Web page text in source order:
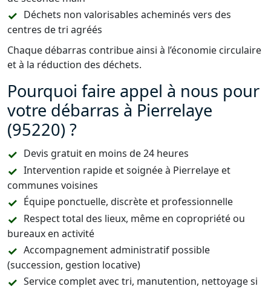
Déchets non valorisables acheminés vers des
centres de tri agréés
Chaque débarras contribue ainsi à l’économie circulaire
et à la réduction des déchets.
Pourquoi faire appel à nous pour
votre débarras à Pierrelaye
(95220) ?
Devis gratuit en moins de 24 heures
Intervention rapide et soignée à Pierrelaye et
communes voisines
Équipe ponctuelle, discrète et professionnelle
Respect total des lieux, même en copropriété ou
bureaux en activité
Accompagnement administratif possible
(succession, gestion locative)
Service complet avec tri, manutention, nettoyage si